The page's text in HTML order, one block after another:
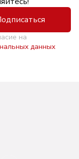
на
данных